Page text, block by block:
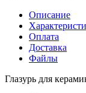
Описание
Оплата
Доставка
Файлы
Глазурь для